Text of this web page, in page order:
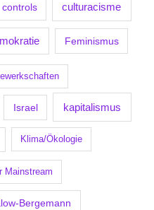
controls culturacisme
Feminismus
Israel kapitalismus
Klima/Ökologie
Mainstream
Bergemann